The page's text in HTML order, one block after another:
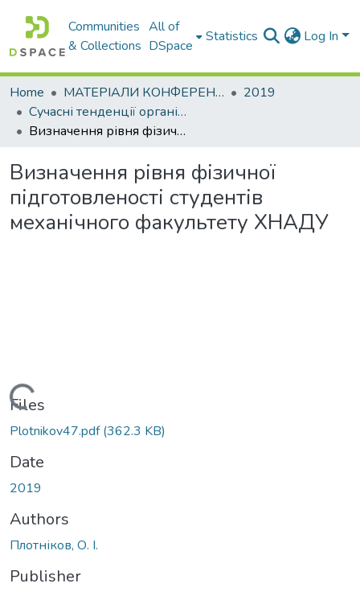
Communities
& Collections
All of
DSpace
Statistics Log In
Home МАТЕРІАЛИ КОНФЕРЕНЦІЙ
2019
Сучасні тенденції організаційнометодологічного забезпечення підготовки фахівців: проблеми та шляхи їх вирішення в умовах глобалізації та євроекономічної інтеграції
Визначення рівня фізичної підготовленості студентів механічного факультету ХНАДУ
Визначення рівня фізичної
підготовленості студентів
механічного факультету ХНАДУ
Loading...
Files
Plotnikov47.pdf(362.3 KB)
Date
2019
Authors
Плотніков, О. І.
Publisher